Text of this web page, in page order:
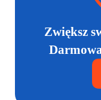
Zwiększ